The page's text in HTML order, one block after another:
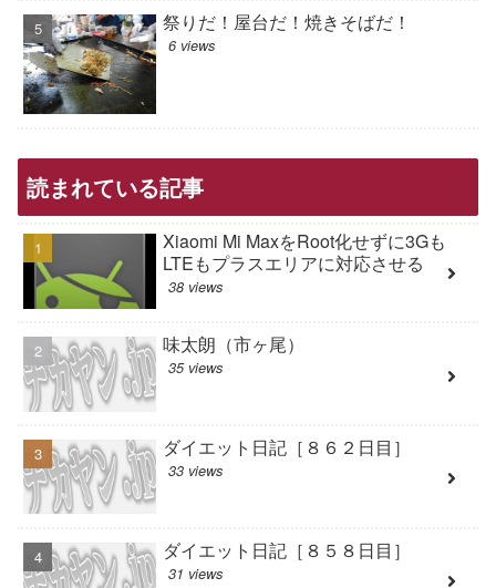
祭りだ！屋台だ！焼きそばだ！
6 views
読まれている記事
Xiaomi Mi MaxをRoot化せずに3Gも
LTEもプラスエリアに対応させる
38 views
味太朗（市ヶ尾）
35 views
ダイエット日記［８６２日目］
33 views
ダイエット日記［８５８日目］
31 views